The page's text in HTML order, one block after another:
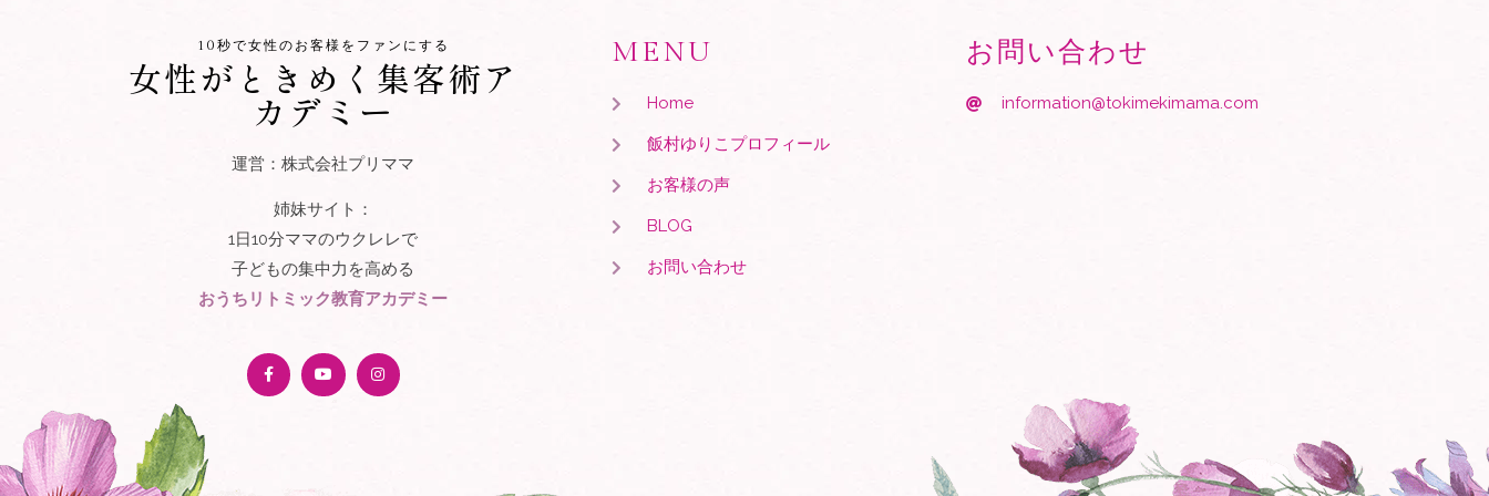
10秒で女性のお客様をファンにする
女性がときめく集客術ア
カデミー
運営：株式会社プリママ
姉妹サイト：
1日10分ママのウクレレで
子どもの集中力を高める
おうちリトミック教育アカデミー
MENU
Home
飯村ゆりこプロフィール
お客様の声
BLOG
お問い合わせ
お問い合わせ
information@tokimekimama.com